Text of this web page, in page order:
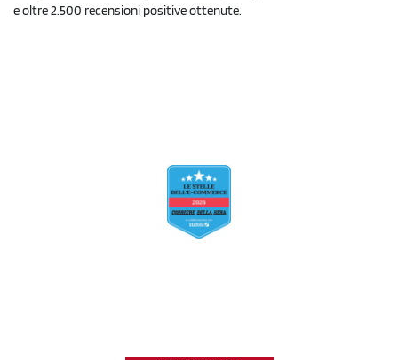
e oltre 2.500 recensioni positive ottenute.